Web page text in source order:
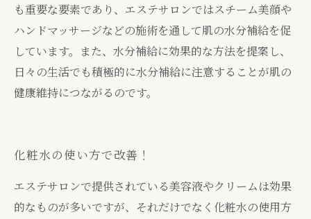
も重要な要素であり、エステサロンではスチーム美顔や
ハンドマッサージなどの施術を通して肌の水分補給を促
しています。また、水分補給に効果的な方法を提案し、
日々の生活でも積極的に水分補給に注意することが肌の
健康維持につながるのです。
化粧水の使い方で改善！
エステサロンで提供されている美容液やクリームは効果
的なものが多いですが、それだけでなく化粧水の使用方